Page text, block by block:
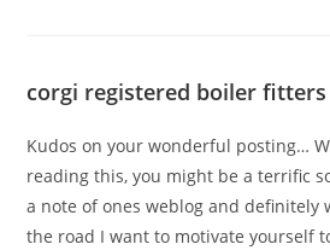
corgi registered boiler fitters
Kudos on your wonderful posting…
reading this, you might be a terrific
a note of ones weblog and definitely
the road I want to motivate yourself